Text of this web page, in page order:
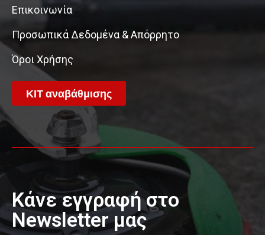
Επικοινωνία
Προσωπικά Δεδομένα & Απόρρητο
Όροι Χρήσης
ΚΙΤ αναβάθμισης
Κάνε εγγραφή στο
Newsletter μας